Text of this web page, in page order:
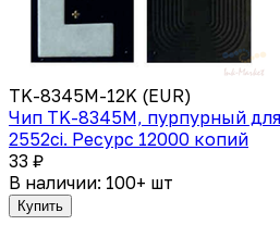
TK-8345M-12K (EUR)
Чип TK-8345M, пурпурный
2552ci. Ресурс 12000 копий
33 ₽
В наличии: 100+ шт
Купить